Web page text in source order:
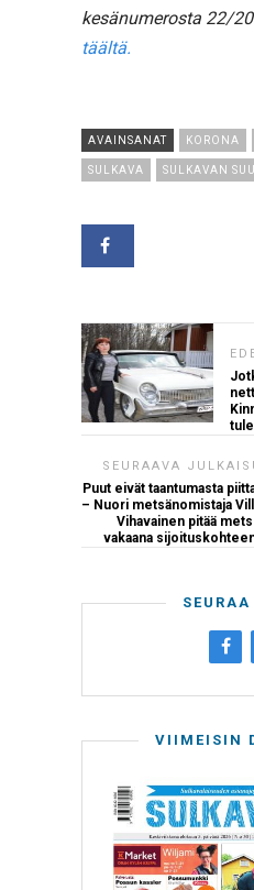
kesänumerosta 22/
täältä.
AVAINSANAT KORONA
SULKAVA SULKAVAN
SEURAAVA
Puut eivät taantumasta
– Nuori metsänomistaja
Vihavainen pitää
vakaana
VIIMEISIN